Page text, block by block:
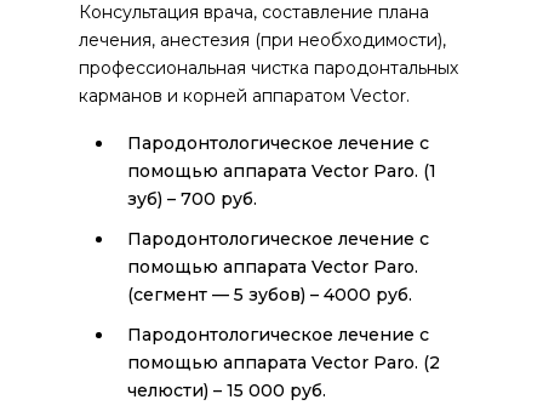
Консультация врача, составление плана
лечения, анестезия (при необходимости),
профессиональная чистка пародонтальных
карманов и корней аппаратом Vector.
Пародонтологическое лечение с
помощью аппарата Vector Paro. (1
зуб) – 700 руб.
Пародонтологическое лечение с
помощью аппарата Vector Paro.
(сегмент — 5 зубов) – 4000 руб.
Пародонтологическое лечение с
помощью аппарата Vector Paro. (2
челюсти) – 15 000 руб.